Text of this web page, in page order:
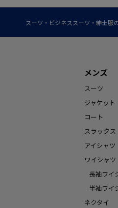
スーツ・ビジネススーツ・紳士服
メンズ
スーツ
ジャケット
コート
スラックス
アイシャツ
ワイシャツ
長袖ワイ
半袖ワイ
ネクタイ